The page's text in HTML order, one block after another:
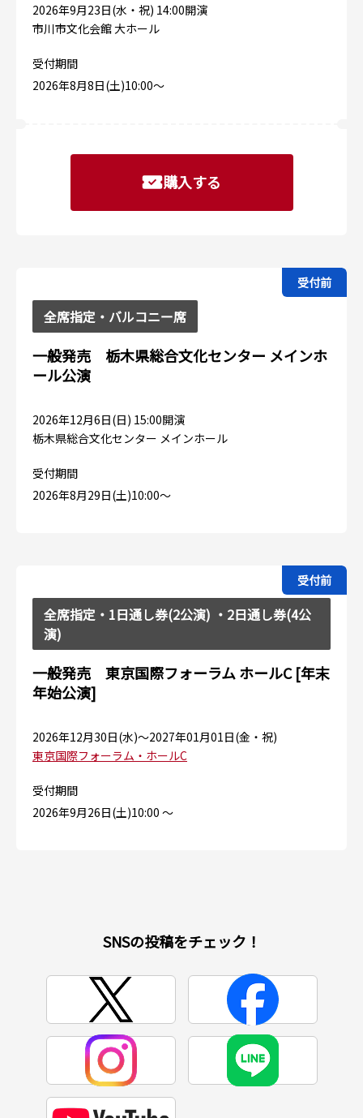
2026年9月23日(水・祝) 14:00開演
市川市文化会館 大ホール
受付期間
2026年8月8日(土)10:00〜
購入する
受付前
全席指定・バルコニー席
一般発売 栃木県総合文化センター メインホ
ール公演
2026年12月6日(日) 15:00開演
栃木県総合文化センター メインホール
受付期間
2026年8月29日(土)10:00〜
受付前
全席指定・1日通し券(2公演) ・2日通し券(4公
演)
一般発売 東京国際フォーラム ホールC [年末
年始公演]
2026年12月30日(水)〜2027年01月01日(金・祝)
東京国際フォーラム・ホールC
受付期間
2026年9月26日(土)10:00 〜
SNSの投稿をチェック！